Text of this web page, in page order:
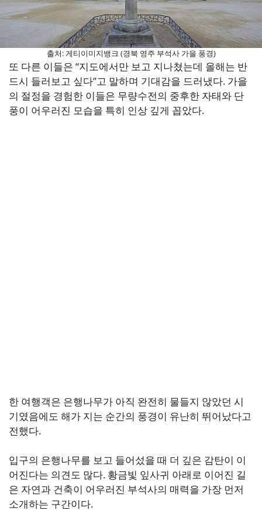
출처: 게티이미지뱅크 (경북 영주 부석사 가을 풍경)
또 다른 이들은 “지도에서만 보고 지나쳤는데 올해는 반
드시 들러보고 싶다”고 말하며 기대감을 드러냈다. 가을
의 절정을 경험한 이들은 무량수전의 중후한 자태와 단
풍이 어우러진 모습을 특히 인상 깊게 꼽았다.
한 여행객은 은행나무가 아직 완전히 물들지 않았던 시
기였음에도 해가 지는 순간의 풍경이 유난히 뛰어났다고
전했다.
입구의 은행나무를 보고 들어섰을 때 더 깊은 감탄이 이
어진다는 의견도 많다. 황금빛 잎사귀 아래로 이어진 길
은 자연과 건축이 어우러진 부석사의 매력을 가장 먼저
소개하는 구간이다.